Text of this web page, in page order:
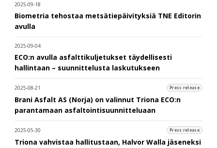
2025-09-18
Biometria tehostaa metsätiepäivityksiä TNE Editorin
avulla
2025-09-04
ECO:n avulla asfalttikuljetukset täydellisesti
hallintaan – suunnittelusta laskutukseen
2025-08-21 Press release
Brani Asfalt AS (Norja) on valinnut Triona ECO:n
parantamaan asfaltointisuunnitteluaan
2025-05-30 Press release
Triona vahvistaa hallitustaan, Halvor Walla jäseneksi